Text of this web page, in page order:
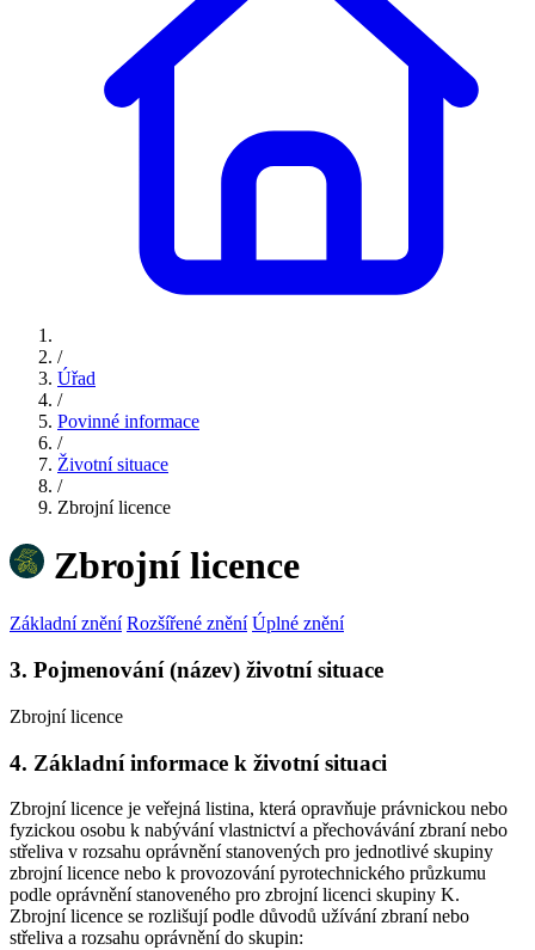
/
Úřad
/
Povinné informace
/
Životní situace
/
Zbrojní licence
Zbrojní licence
Základní znění Rozšířené znění Úplné znění
3. Pojmenování (název) životní situace
Zbrojní licence
4. Základní informace k životní situaci
Zbrojní licence je veřejná listina, která opravňuje právnickou nebo
fyzickou osobu k nabývání vlastnictví a přechovávání zbraní nebo
střeliva v rozsahu oprávnění stanovených pro jednotlivé skupiny
zbrojní licence nebo k provozování pyrotechnického průzkumu
podle oprávnění stanoveného pro zbrojní licenci skupiny K.
Zbrojní licence se rozlišují podle důvodů užívání zbraní nebo
střeliva a rozsahu oprávnění do skupin: